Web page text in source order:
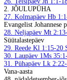
2. JÕULUPÜHA
27. Kolmapäev Hb
Evangelist Johannese
28. Neljapäev Mt
Süütalastepäev
29. Reede Kl 1:15-20
30. Laupäev 1Ms
31. Pühapäev Lk
Vana-aasta